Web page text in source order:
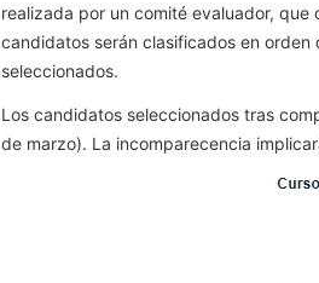
realizada por un comité evaluador,
candidatos serán clasificados en
seleccionados.
Los candidatos seleccionados tras
de marzo). La incomparecencia